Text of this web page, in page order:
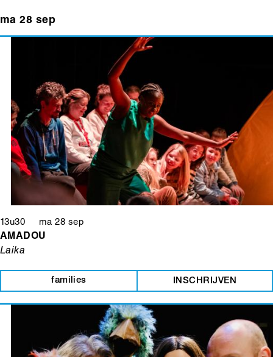
ma 28 sep
13u30 ma 28 sep
AMADOU
Laika
families INSCHRIJVEN